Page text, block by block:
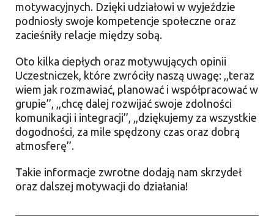
motywacyjnych. Dzięki udziałowi w wyjeździe
podniosły swoje kompetencje społeczne oraz
zacieśniły relacje między sobą.
Oto kilka ciepłych oraz motywujących opinii
Uczestniczek, które zwróciły naszą uwagę: ,,teraz
wiem jak rozmawiać, planować i współpracować w
grupie’’, ,,chcę dalej rozwijać swoje zdolności
komunikacji i integracji’’, ,,dziękujemy za wszystkie
dogodności, za mile spędzony czas oraz dobrą
atmosferę’’.
Takie informacje zwrotne dodają nam skrzydeł
oraz dalszej motywacji do działania!